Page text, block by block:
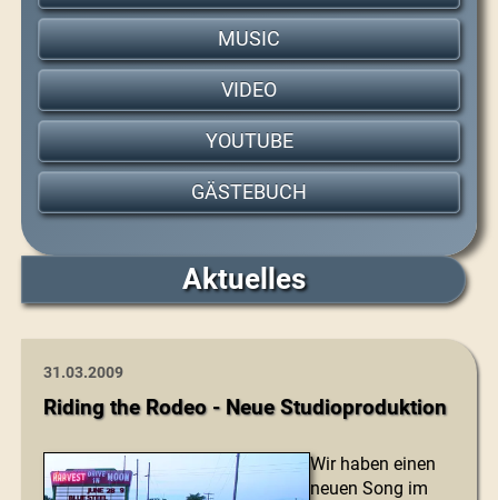
MUSIC
VIDEO
YOUTUBE
GÄSTEBUCH
Aktuelles
31.03.2009
Riding the Rodeo - Neue Studioproduktion
Wir haben einen
neuen Song im